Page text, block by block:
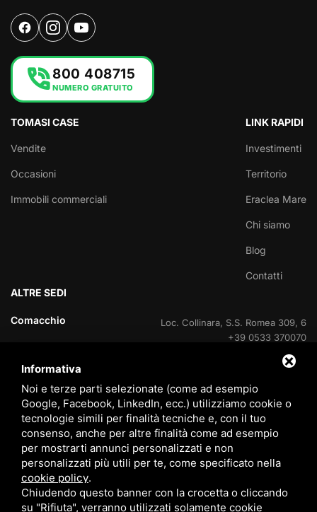
Informativa
Noi e terze parti selezionate (come ad esempio
Google, Facebook, LinkedIn, ecc.) utilizziamo cookie o
tecnologie simili per finalità tecniche e, con il tuo
consenso, anche per altre finalità come ad esempio
per mostrarti annunci personalizzati e non
personalizzati più utili per te, come specificato nella
cookie policy.
Chiudendo questo banner con la crocetta o cliccando
su "Rifiuta", verranno utilizzati solamente cookie
phone_in_talk800 408715
NUMERO GRATUITO
TOMASI CASE
Vendite
Occasioni
Immobili commerciali
LINK RAPIDI
Investimenti
Territorio
Eraclea Mare
Chi siamo
Blog
Contatti
ALTRE SEDI
Comacchio
Loc. Collinara, S.S. Romea 309, 6
+39 0533 370070
Lido delle Nazioni
Viale delle Nazioni Unite, 95
+39 0533 370070
Lido delle Nazioni
Ufficio di cantiere V.Le Portogallo
+39 0533 37007
Lido degli Estensi
Viale Giacomo Leopardi, 60